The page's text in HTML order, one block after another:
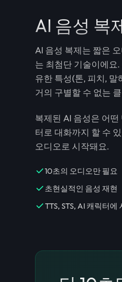
AI 음성 복
AI 음성 복제는 짧은
는 최첨단 기술이에요
유한 특성(톤, 피치,
거의 구별할 수 없는
복제된 AI 음성은 어
터로 대화까지 할 수
오디오로 시작돼요.
10초의 오디오만 필요
초현실적인 음성 재현
TTS, STS, AI 캐릭터에